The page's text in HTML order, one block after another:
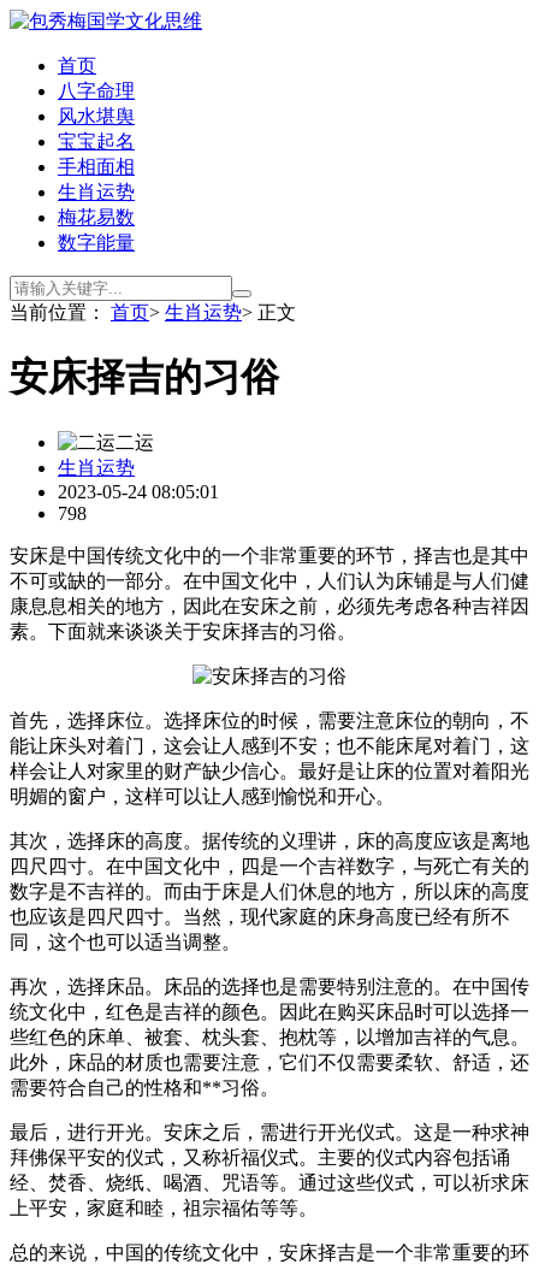
首页
八字命理
风水堪舆
宝宝起名
手相面相
生肖运势
梅花易数
数字能量
当前位置： 首页> 生肖运势> 正文
安床择吉的习俗
二运
生肖运势
2023-05-24 08:05:01
798
安床是中国传统文化中的一个非常重要的环节，择吉也是其中
不可或缺的一部分。在中国文化中，人们认为床铺是与人们健
康息息相关的地方，因此在安床之前，必须先考虑各种吉祥因
素。下面就来谈谈关于安床择吉的习俗。
首先，选择床位。选择床位的时候，需要注意床位的朝向，不
能让床头对着门，这会让人感到不安；也不能床尾对着门，这
样会让人对家里的财产缺少信心。最好是让床的位置对着阳光
明媚的窗户，这样可以让人感到愉悦和开心。
其次，选择床的高度。据传统的义理讲，床的高度应该是离地
四尺四寸。在中国文化中，四是一个吉祥数字，与死亡有关的
数字是不吉祥的。而由于床是人们休息的地方，所以床的高度
也应该是四尺四寸。当然，现代家庭的床身高度已经有所不
同，这个也可以适当调整。
再次，选择床品。床品的选择也是需要特别注意的。在中国传
统文化中，红色是吉祥的颜色。因此在购买床品时可以选择一
些红色的床单、被套、枕头套、抱枕等，以增加吉祥的气息。
此外，床品的材质也需要注意，它们不仅需要柔软、舒适，还
需要符合自己的性格和**习俗。
最后，进行开光。安床之后，需进行开光仪式。这是一种求神
拜佛保平安的仪式，又称祈福仪式。主要的仪式内容包括诵
经、焚香、烧纸、喝酒、咒语等。通过这些仪式，可以祈求床
上平安，家庭和睦，祖宗福佑等等。
总的来说，中国的传统文化中，安床择吉是一个非常重要的环